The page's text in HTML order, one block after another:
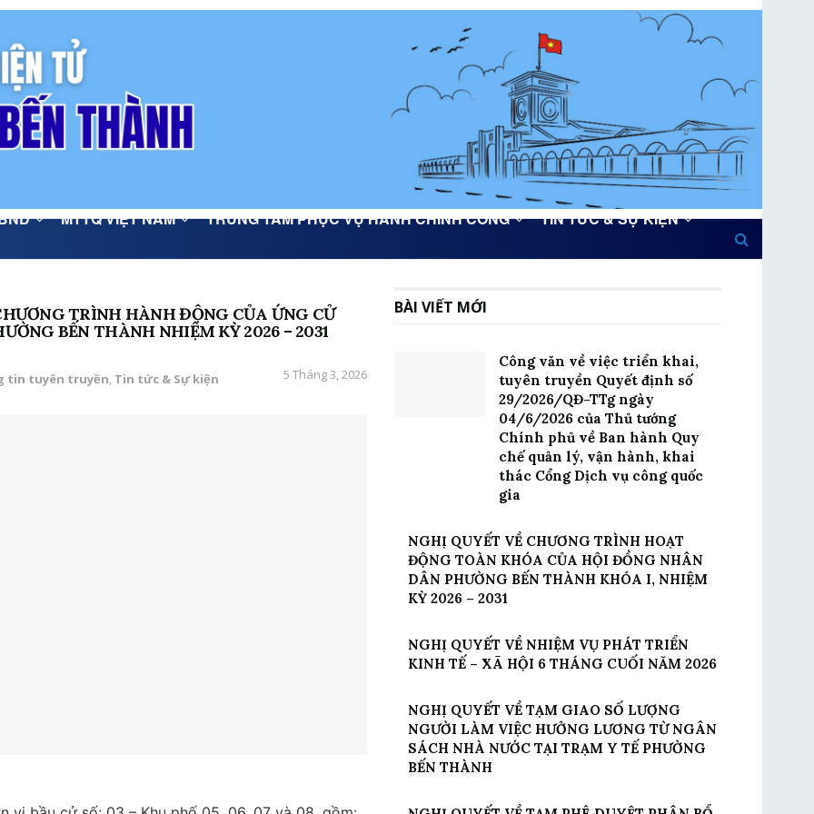
MTTQ VIỆT NAM TRUNG TÂM PHỤC VỤ HÀNH CHÍNH CÔNG TIN TỨC & SỰ KIỆN
TRÌNH HÀNH ĐỘNG CỦA ỨNG CỬ
BẾN THÀNH NHIỆM KỲ 2026 – 2031
tin tuyên truyền, Tin tức & Sự kiện 5 Tháng 3, 2026
BÀI VIẾT MỚI
Công văn về việc triển khai,
tuyên truyền Quyết định số
29/2026/QĐ-TTg ngày
04/6/2026 của Thủ tướng
Chính phủ về Ban hành Quy
chế quản lý, vận hành, khai
thác Cổng Dịch vụ công quốc
gia
NGHỊ QUYẾT VỀ CHƯƠNG TRÌNH HOẠT
ĐỘNG TOÀN KHÓA CỦA HỘI ĐỒNG NHÂN
DÂN PHƯỜNG BẾN THÀNH KHÓA I, NHIỆM
KỲ 2026 – 2031
NGHỊ QUYẾT VỀ NHIỆM VỤ PHÁT TRIỂN
KINH TẾ – XÃ HỘI 6 THÁNG CUỐI NĂM 2026
NGHỊ QUYẾT VỀ TẠM GIAO SỐ LƯỢNG
NGƯỜI LÀM VIỆC HƯỞNG LƯƠNG TỪ NGÂN
SÁCH NHÀ NƯỚC TẠI TRẠM Y TẾ PHƯỜNG
BẾN THÀNH